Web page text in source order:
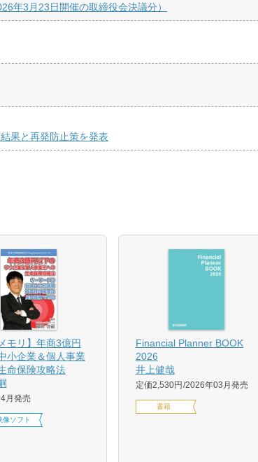
年3月23日開催の取締役会決議分）
果と再発防止策を発表
モリ】年商3億円
小企業＆個人事業
命保険攻略法
月発売
像ソフト
Financial Planner BOOK
2026
井上健哉
定価2,530円 2026年03月発売
書籍